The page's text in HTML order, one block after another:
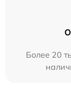
Более 20